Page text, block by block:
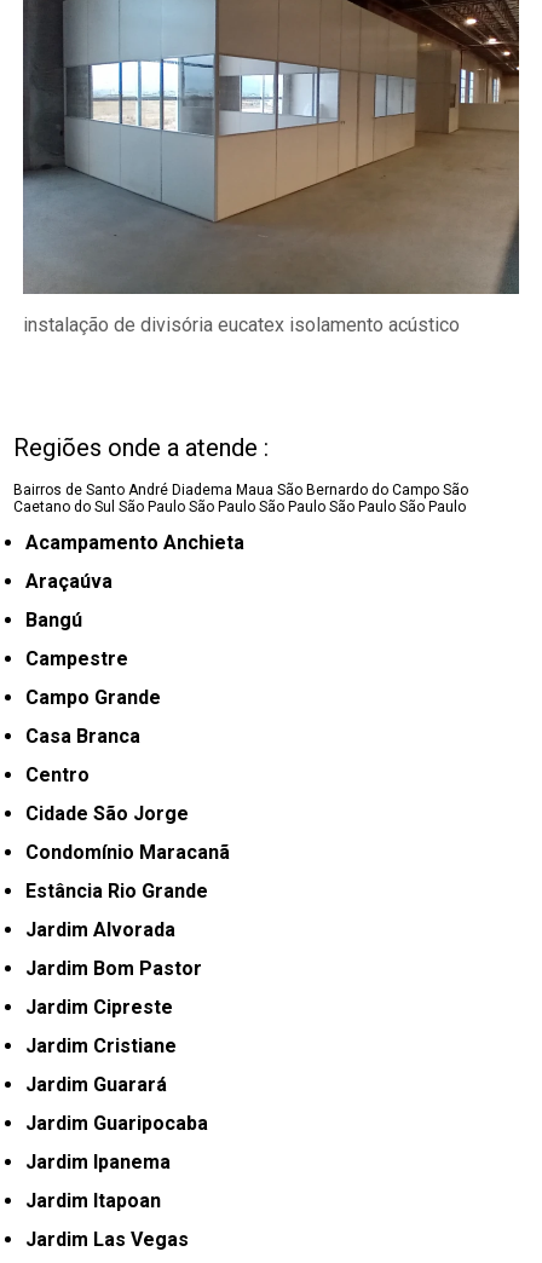
instalação de divisória eucatex isolamento acústico
Regiões onde a atende :
Bairros de Santo André Diadema Maua São Bernardo do Campo São
Caetano do SulSão Paulo São Paulo São Paulo São Paulo São Paulo
Acampamento Anchieta
Araçaúva
Bangú
Campestre
Campo Grande
Casa Branca
Centro
Cidade São Jorge
Condomínio Maracanã
Estância Rio Grande
Jardim Alvorada
Jardim Bom Pastor
Jardim Cipreste
Jardim Cristiane
Jardim Guarará
Jardim Guaripocaba
Jardim Ipanema
Jardim Itapoan
Jardim Las Vegas